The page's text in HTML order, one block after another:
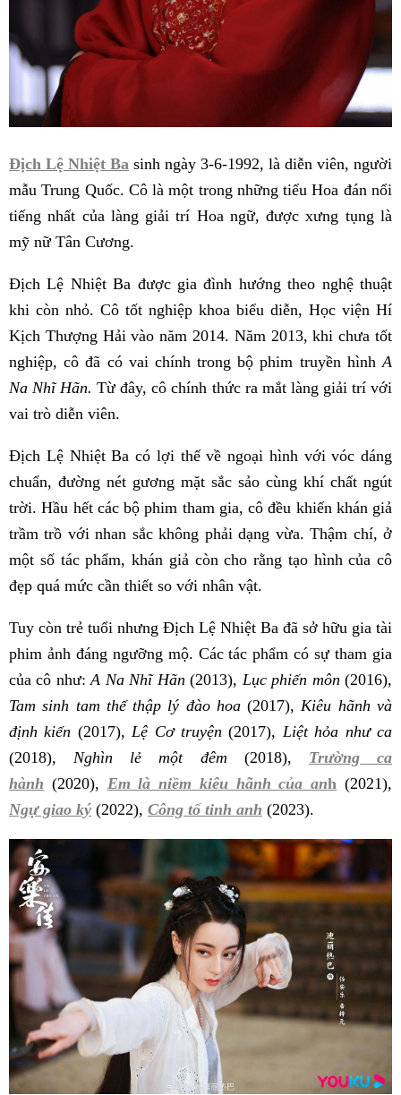
Địch Lệ Nhiệt Ba sinh ngày 3-6-1992, là diễn viên, người
mẫu Trung Quốc. Cô là một trong những tiểu Hoa đán nổi
tiếng nhất của làng giải trí Hoa ngữ, được xưng tụng là
mỹ nữ Tân Cương.
Địch Lệ Nhiệt Ba được gia đình hướng theo nghệ thuật
khi còn nhỏ. Cô tốt nghiệp khoa biểu diễn, Học viện Hí
Kịch Thượng Hải vào năm 2014. Năm 2013, khi chưa tốt
nghiệp, cô đã có vai chính trong bộ phim truyền hình A
Na Nhĩ Hãn. Từ đây, cô chính thức ra mắt làng giải trí với
vai trò diễn viên.
Địch Lệ Nhiệt Ba có lợi thế về ngoại hình với vóc dáng
chuẩn, đường nét gương mặt sắc sảo cùng khí chất ngút
trời. Hầu hết các bộ phim tham gia, cô đều khiến khán giả
trầm trồ với nhan sắc không phải dạng vừa. Thậm chí, ở
một số tác phẩm, khán giả còn cho rằng tạo hình của cô
đẹp quá mức cần thiết so với nhân vật.
Tuy còn trẻ tuổi nhưng Địch Lệ Nhiệt Ba đã sở hữu gia tài
phim ảnh đáng ngưỡng mộ. Các tác phẩm có sự tham gia
của cô như:A Na Nhĩ Hãn (2013), Lục phiến môn (2016),
Tam sinh tam thế thập lý đào hoa(2017), Kiêu hãnh và
định kiến (2017), Lệ Cơ truyện (2017), Liệt hỏa như ca
(2018), Nghìn lẻ một đêm (2018), Trường ca
hành (2020), Em là niềm kiêu hãnh của anh (2021),
Ngự giao ký (2022), Công tố tinh anh (2023).